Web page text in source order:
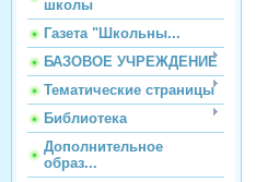
школы
Газета "Школьны...
БАЗОВОЕ УЧРЕЖДЕНИЕ
Тематические страницы
Библиотека
Дополнительное
образ...